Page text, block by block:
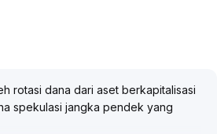
rotasi dana dari aset berkapitalisasi
spekulasi jangka pendek yang